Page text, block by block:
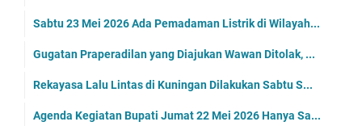
Sabtu 23 Mei 2026 Ada Pemadaman Listrik di Wilayah...
Gugatan Praperadilan yang Diajukan Wawan Ditolak, ...
Rekayasa Lalu Lintas di Kuningan Dilakukan Sabtu S...
Agenda Kegiatan Bupati Jumat 22 Mei 2026 Hanya Sa...